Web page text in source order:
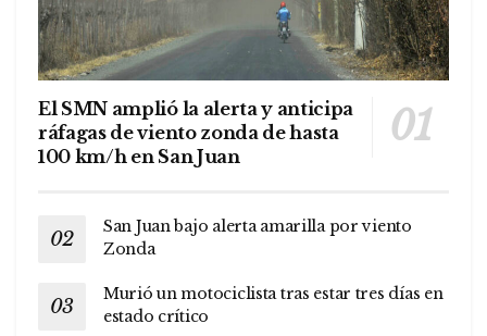
El SMN amplió la alerta y anticipa
ráfagas de viento zonda de hasta
100 km/h en San Juan
San Juan bajo alerta amarilla por viento
Zonda
Murió un motociclista tras estar tres días en
estado crítico